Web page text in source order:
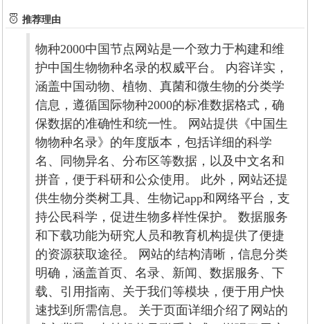
推荐理由
物种2000中国节点网站是一个致力于构建和维
护中国生物物种名录的权威平台。 内容详实，
涵盖中国动物、植物、真菌和微生物的分类学
信息，遵循国际物种2000的标准数据格式，确
保数据的准确性和统一性。 网站提供《中国生
物物种名录》的年度版本，包括详细的科学
名、同物异名、分布区等数据，以及中文名和
拼音，便于科研和公众使用。 此外，网站还提
供生物分类树工具、生物记app和网络平台，支
持公民科学，促进生物多样性保护。 数据服务
和下载功能为研究人员和教育机构提供了便捷
的资源获取途径。 网站的结构清晰，信息分类
明确，涵盖首页、名录、新闻、数据服务、下
载、引用指南、关于我们等模块，便于用户快
速找到所需信息。 关于页面详细介绍了网站的